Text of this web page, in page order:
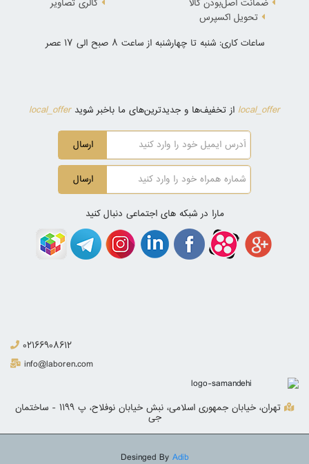
ضمانت اصل‌بودن کالا
تحویل اکسپرس
گالری تصاویر
ساعات کاری: شنبه تا چهارشنبه از ساعت 8 صبح الی 17 عصر
local_offer از تخفیف‌ها و جدیدترین‌های ما باخبر شویدlocal_offer
ارسال
ارسال
مارا در شبکه های اجتماعی دنبال کنید
02166908612
info@laboren.com
تهران، خیابان جمهوری اسلامی، نبش خیابان نوفلاح، پ 1199 - ساختمان
جی
Desinged By Adib